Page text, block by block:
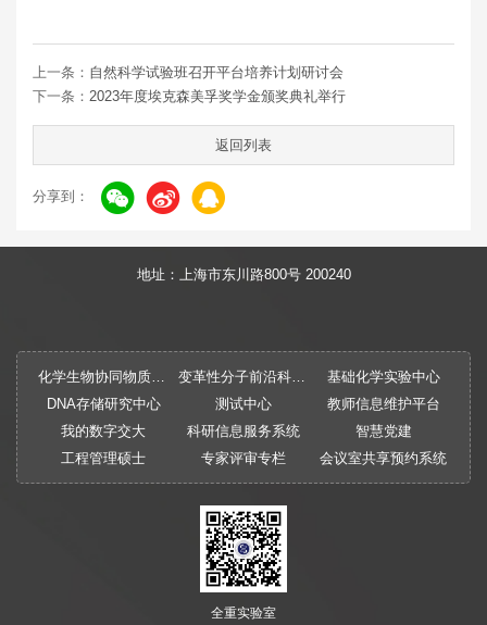
上一条： 自然科学试验班召开平台培养计划研讨会
下一条： 2023年度埃克森美孚奖学金颁奖典礼举行
返回列表
分享到：
地址：上海市东川路800号 200240
化学生物协同物质创制全国重点实验室 变革性分子前沿科学中心
基础化学实验中心
DNA存储研究中心
测试中心
教师信息维护平台
我的数字交大
科研信息服务系统
智慧党建
工程管理硕士
专家评审专栏 会议室共享预约系统
全重实验室